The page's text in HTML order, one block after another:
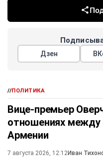
Дзен
//ПОЛИТИКА
Вице-премьер
отношениях
Армении
7 августа 2026, 12:12Иван